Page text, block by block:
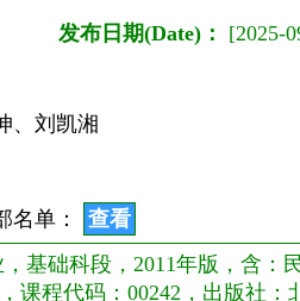
发布日期(Date)： [2025-
、刘凯湘
名单：
查看
基础科段，2011年版，含：
课程代码：00242，出版社